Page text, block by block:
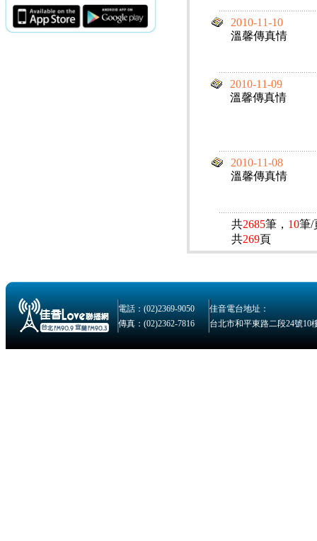
2010-11-10
溫馨傳真情
2010-11-09
溫馨傳真情
2010-11-08
溫馨傳真情
共2685筆， 10筆/
共269頁
電話：(02)2369-9050
佳音電台地址：
傳真：(02)2362-7816
台北市和平東路二段24號10